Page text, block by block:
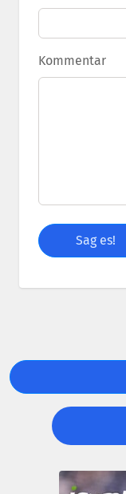
Kommentar